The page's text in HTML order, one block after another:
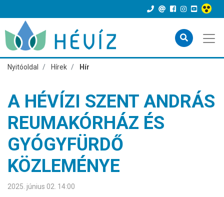
Nyitóoldal Hírek Hír
A HÉVÍZI SZENT ANDRÁS
REUMAKÓRHÁZ ÉS
GYÓGYFÜRDŐ
KÖZLEMÉNYE
2025. június 02. 14:00